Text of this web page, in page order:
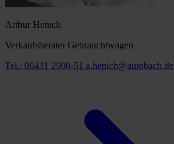
Arthur Henich
Verkaufsberater Gebrauchtwagen
Tel.: 06431 2900-51 a.henich@autobach.de